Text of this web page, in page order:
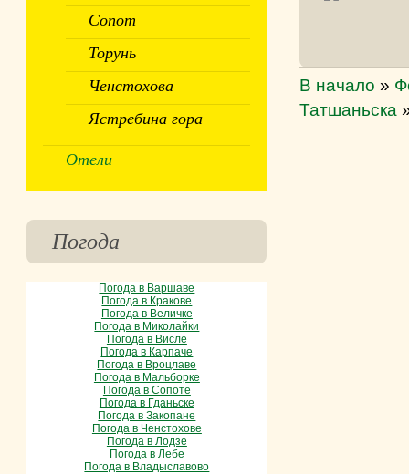
В начало »
Татшаньска
Сопот
Торунь
Ченстохова
Ястребина гора
Отели
Погода
Погода в Варшаве
Погода в Кракове
Погода в Величке
Погода в Миколайки
Погода в Висле
Погода в Карпаче
Погода в Вроцлаве
Погода в Мальборке
Погода в Сопоте
Погода в Гданьске
Погода в Закопане
Погода в Ченстохове
Погода в Лодзе
Погода в Лебе
Погода в Владыславово